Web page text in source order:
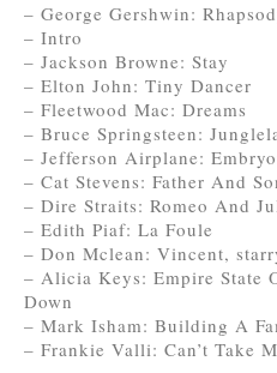
– George Gershwin:
– Intro
– Jackson Browne: Stay
– Elton John: Tiny Dancer
– Fleetwood Mac: Dreams
– Bruce Springsteen:
– Jefferson Airplane:
– Cat Stevens: Father And
– Dire Straits: Romeo And
– Edith Piaf: La Foule
– Don Mclean: Vincent,
– Alicia Keys: Empire State
Down
– Mark Isham: Building A
– Frankie Valli: Can’t Take